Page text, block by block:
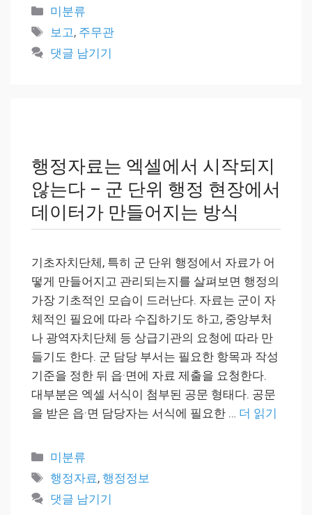
카
테
리
미분류
태
그
보고, 주무관
댓글 남기기
행정자료는 엑셀에서 시작되지
않는다 – 군 단위 행정 현장에서
데이터가 만들어지는 방식
기초자치단체, 특히 군 단위 행정에서 자료가 어
떻게 만들어지고 관리되는지를 살펴보면 행정의
가장 기초적인 모습이 드러난다. 자료는 군이 자
체적인 필요에 따라 수집하기도 하고, 중앙부처
나 광역자치단체 등 상급기관의 요청에 따라 만
들기도 한다. 군 담당 부서는 필요한 항목과 작성
기준을 정한 뒤 읍·면에 자료 제출을 요청한다.
대부분은 엑셀 서식이 첨부된 공문 형태다. 공문
을 받은 읍·면 담당자는 서식에 필요한 … 더 읽기
카
테
리
미분류
태
그
행정자료, 행정정보
댓글 남기기